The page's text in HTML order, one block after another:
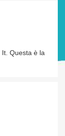
Questa è la